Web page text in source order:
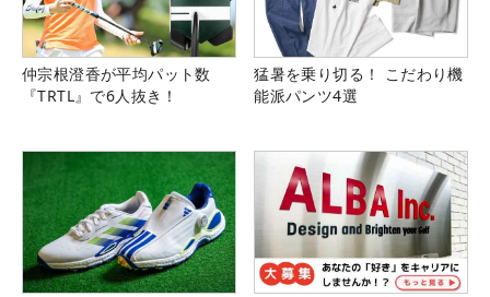
仲宗根澄香が平均パット数
『TRTL』で6人抜き！
猛暑を乗り切る！ こだわり機
能派パンツ4選